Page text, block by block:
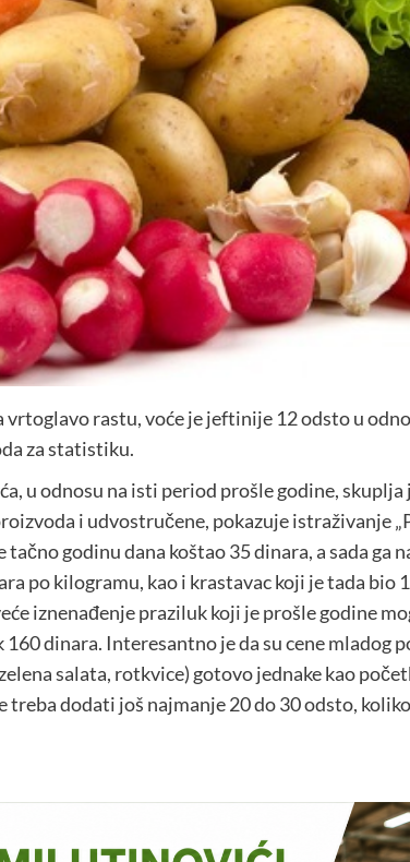
vrtoglavo rastu, voće je jeftinije 12 odsto u
za statistiku.
u odnosu na isti period prošle godine, skuplja
i udvostručene, pokazuje istraživanje
godinu dana koštao 35 dinara, a sada ga
po kilogramu, kao i krastavac koji je tada bio
iznenađenje praziluk koji je prošle godine
dinara. Interesantno je da su cene mladog
salata, rotkvice) gotovo jednake kao
treba dodati još najmanje 20 do 30 odsto,